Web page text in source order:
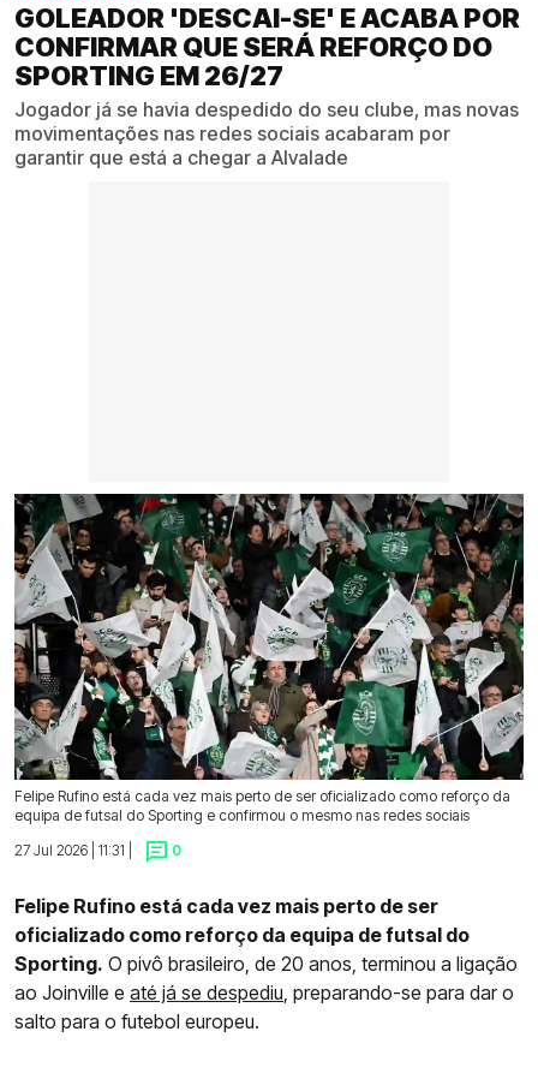
GOLEADOR 'DESCAI-SE' E ACABA POR
CONFIRMAR QUE SERÁ REFORÇO DO
SPORTING EM 26/27
Jogador já se havia despedido do seu clube, mas novas
movimentações nas redes sociais acabaram por
garantir que está a chegar a Alvalade
Felipe Rufino está cada vez mais perto de ser oficializado como reforço da
equipa de futsal do Sporting e confirmou o mesmo nas redes sociais
27 Jul 2026 | 11:31 |
0
Felipe Rufino está cada vez mais perto de ser
oficializado como reforço da equipa de futsal do
Sporting. O pivô brasileiro, de 20 anos, terminou a ligação
ao Joinville e até já se despediu , preparando-se para dar o
salto para o futebol europeu.